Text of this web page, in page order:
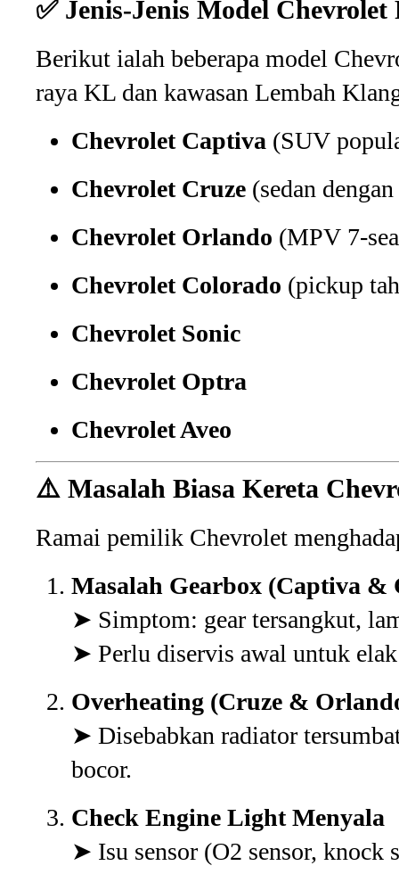
✅ Jenis-Jenis Model
Berikut ialah beberapa model
raya KL dan kawasan Lembah
Chevrolet Captiva (SUV
Chevrolet Cruze (sedan
Chevrolet Orlando (MPV 7-
Chevrolet Colorado (pickup
Chevrolet Sonic
Chevrolet Optra
Chevrolet Aveo
⚠️ Masalah Biasa Kereta
Ramai pemilik Chevrolet
Masalah Gearbox (Captiva &
➤ Simptom: gear tersangkut,
➤ Perlu diservis awal untuk elak
Overheating (Cruze &
➤ Disebabkan radiator
bocor.
Check Engine Light Menyala
➤ Isu sensor (O2 sensor, knock